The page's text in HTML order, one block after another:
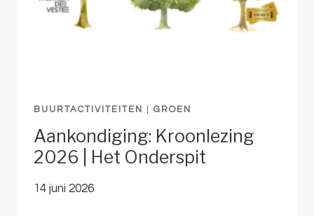
BUURTACTIVITEITEN GROEN
Aankondiging: Kroonlezing
2026 | Het Onderspit
14 juni 2026